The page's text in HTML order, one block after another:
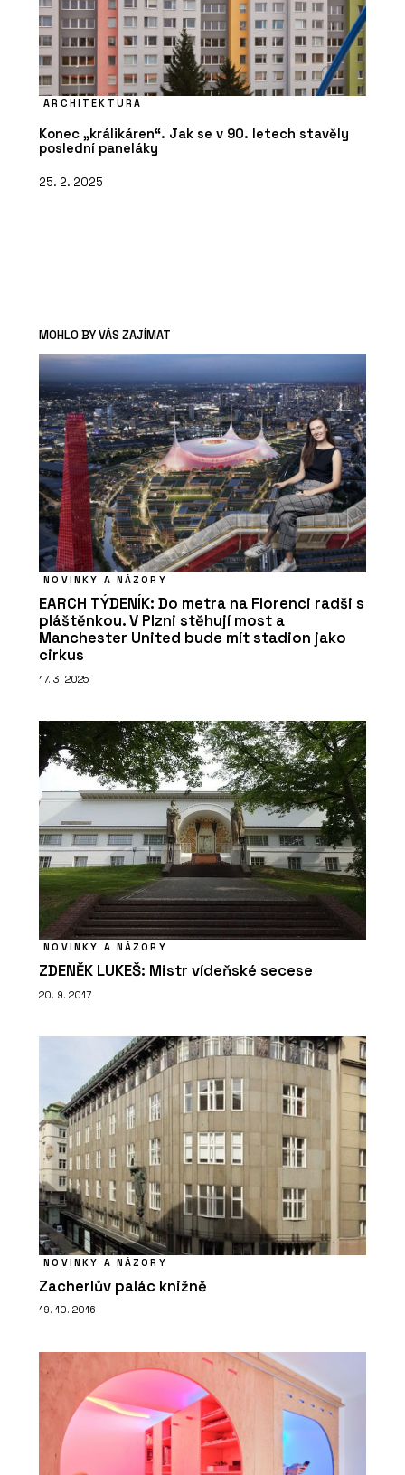
ARCHITEKTURA
Konec „králikáren“. Jak se v 90. letech stavěly
poslední paneláky
25. 2. 2025
MOHLO BY VÁS ZAJÍMAT
NOVINKY A NÁZORY
EARCH TÝDENÍK: Do metra na Florenci radši s
pláštěnkou. V Plzni stěhují most a
Manchester United bude mít stadion jako
cirkus
17. 3. 2025
NOVINKY A NÁZORY
ZDENĚK LUKEŠ: Mistr vídeňské secese
20. 9. 2017
NOVINKY A NÁZORY
Zacherlův palác knižně
19. 10. 2016